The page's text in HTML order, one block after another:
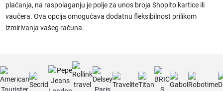
plaćanja, na raspolaganju je polje za unos broja Shopito kartice ili
vaučera. Ova opcija omogućava dodatnu fleksibilnost prilikom
izmirivanja vašeg računa.